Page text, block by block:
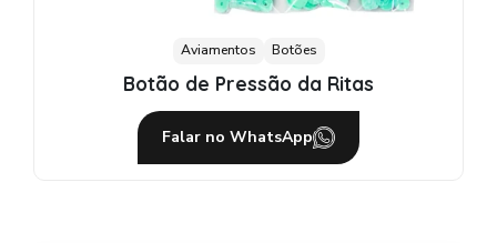
Aviamentos Botões
Botão de Pressão da Ritas
Falar no WhatsApp